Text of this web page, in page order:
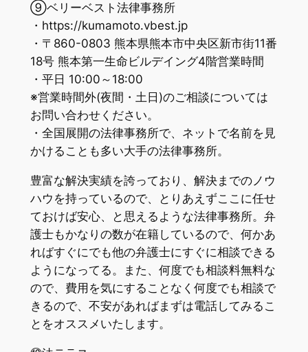
⑨ベリーベスト法律事務所
・https://kumamoto.vbest.jp
・〒860-0803 熊本県熊本市中央区新市街11番
18号 熊本第一生命ビルデイング4階営業時間
・平日 10:00～18:00
※営業時間外(夜間・土日)のご相談については
お問い合わせください。
・全国展開の法律事務所で、ネットで名前を見
かけることも多い大手の法律事務所。
豊富な解決実績を誇っており、解決までのノウ
ハウを持っているので、とりあえずここに任せ
ておけば安心、と思えるような法律事務所。弁
護士もかなりの数が在籍しているので、何かあ
ればすぐにでも他の弁護士にすぐに相談できる
ようになってる。また、何度でも相談料無料な
ので、費用を気にすることなく何度でも相談で
きるので、不安があればまずは電話してみるこ
とをオススメいたします。